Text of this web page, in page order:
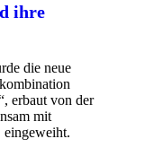
ihre
die neue
erbaut von der
mit
eingeweiht.